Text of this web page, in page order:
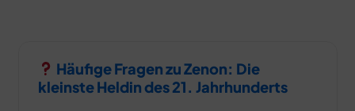
„Ich glaube, ich bin zum Teil deutsch!” – Unser
Häufige Fragen zu Zenon: Die
kleinste Heldin des 21. Jahrhunderts